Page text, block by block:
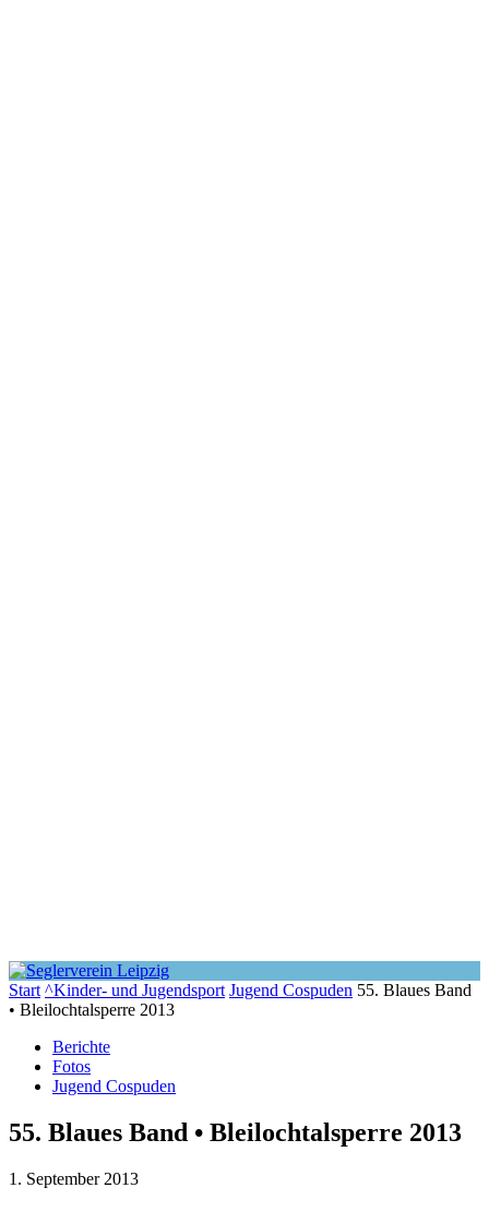
Start ^Kinder- und Jugendsport Jugend Cospuden 55. Blaues Band
• Bleilochtalsperre 2013
Berichte
Fotos
Jugend Cospuden
55. Blaues Band • Bleilochtalsperre 2013
1. September 2013